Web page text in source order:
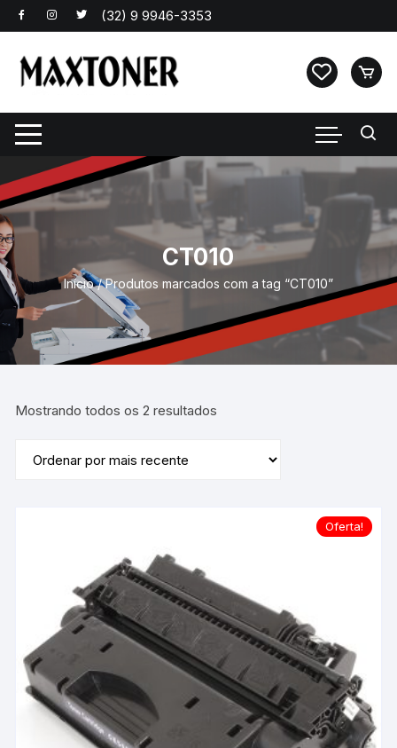
Pular
para
conteúdo
CT010
Início/ Produtos marcados com a tag “CT010”
Mostrando todos os 2 resultados
Oferta!